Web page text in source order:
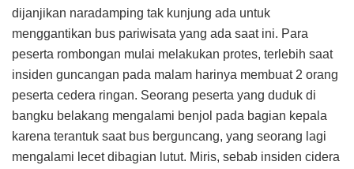
dijanjikan naradamping tak kunjung ada untuk
menggantikan bus pariwisata yang ada saat ini. Para
peserta rombongan mulai melakukan protes, terlebih saat
insiden guncangan pada malam harinya membuat 2 orang
peserta cedera ringan. Seorang peserta yang duduk di
bangku belakang mengalami benjol pada bagian kepala
karena terantuk saat bus berguncang, yang seorang lagi
mengalami lecet dibagian lutut. Miris, sebab insiden cidera